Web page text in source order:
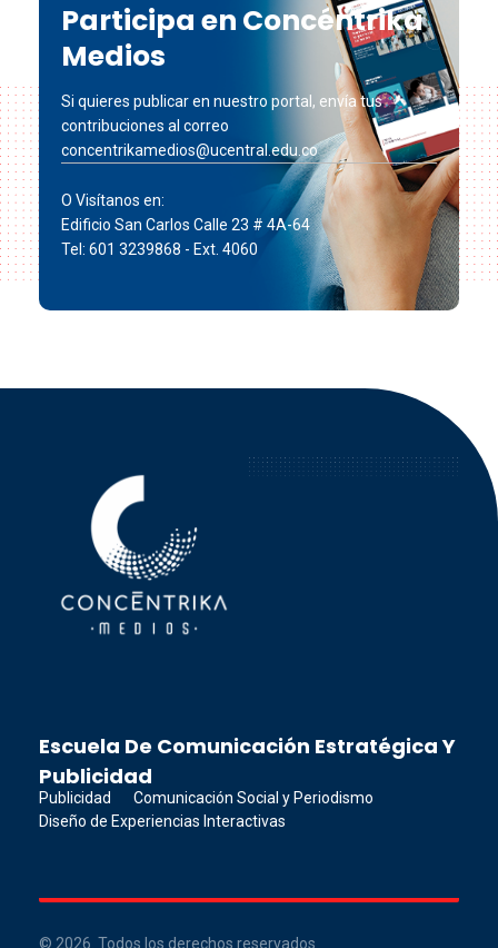
Participa en Concéntrika
Medios
Si quieres publicar en nuestro portal, envía tus
contribuciones al correo
concentrikamedios@ucentral.edu.co
O Visítanos en:
Edificio San Carlos Calle 23 # 4A-64
Tel: 601 3239868 - Ext. 4060
Escuela De Comunicación Estratégica Y
Publicidad
Publicidad
Comunicación Social y Periodismo
Diseño de Experiencias Interactivas
© 2026. Todos los derechos reservados